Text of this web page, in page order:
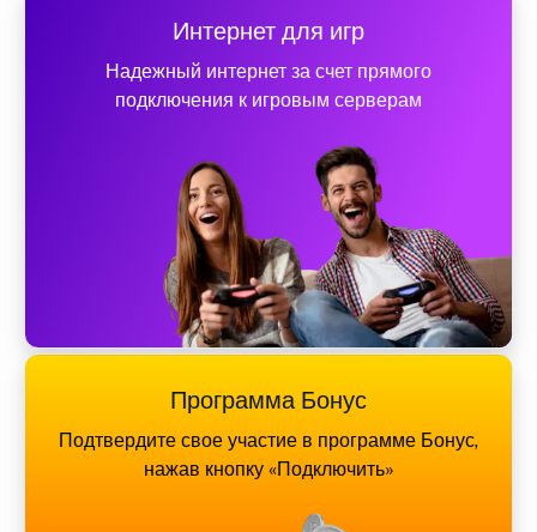
Интернет для игр
Надежный интернет за счет прямого
подключения к игровым серверам
Программа Бонус
Подтвердите свое участие в программе Бонус,
нажав кнопку «Подключить»